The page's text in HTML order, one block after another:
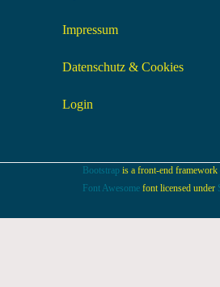
Impressum
Datenschutz & Cookies
Login
Bootstrap is a front-end
Font Awesome font licensed under